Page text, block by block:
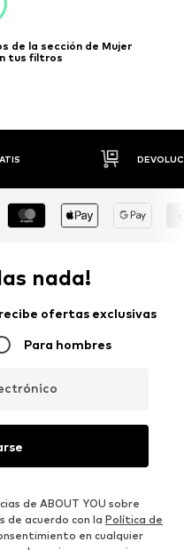
de la sección de Mujer
tus filtros
nada!
ofertas exclusivas
Para hombres
de ABOUT YOU sobre
de acuerdo con la Política de
en cualquier